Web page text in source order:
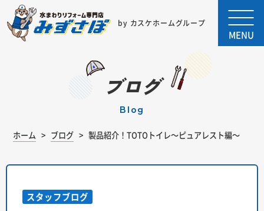
by カスケホームグループ
MENU
ブログ
blog
ホーム ブログ 製品紹介！TOTOトイレ～ピュアレスト編～
スタッフブログ